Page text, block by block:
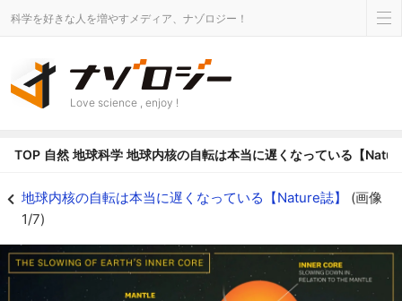
科学を好きな人を増やすメディア、ナゾロジー！
Love science , enjoy !
TOP 自然 地球科学 地球内核の自転は本当に遅くなっている【
地球内核の自転は本当に遅くなっている【Nature誌】 (画像
1/7)